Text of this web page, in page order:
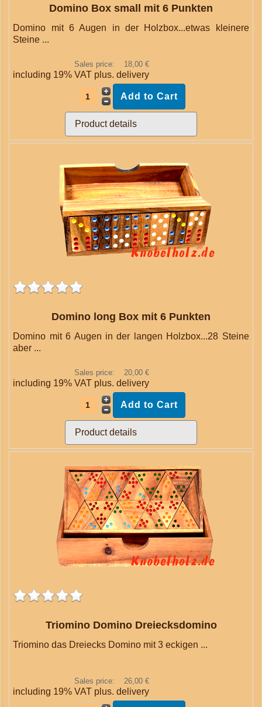
Domino Box small mit 6 Punkten
Domino mit 6 Augen in der Holzbox...etwas kleinere
Steine ...
Sales price: 18,00 €
including 19% VAT plus.delivery
Product details
Domino long Box mit 6 Punkten
Domino mit 6 Augen in der langen Holzbox...28 Steine
aber ...
Sales price: 20,00 €
including 19% VAT plus.delivery
Product details
Triomino Domino Dreiecksdomino
Triomino das Dreiecks Domino mit 3 eckigen ...
Sales price: 26,00 €
including 19% VAT plus.delivery